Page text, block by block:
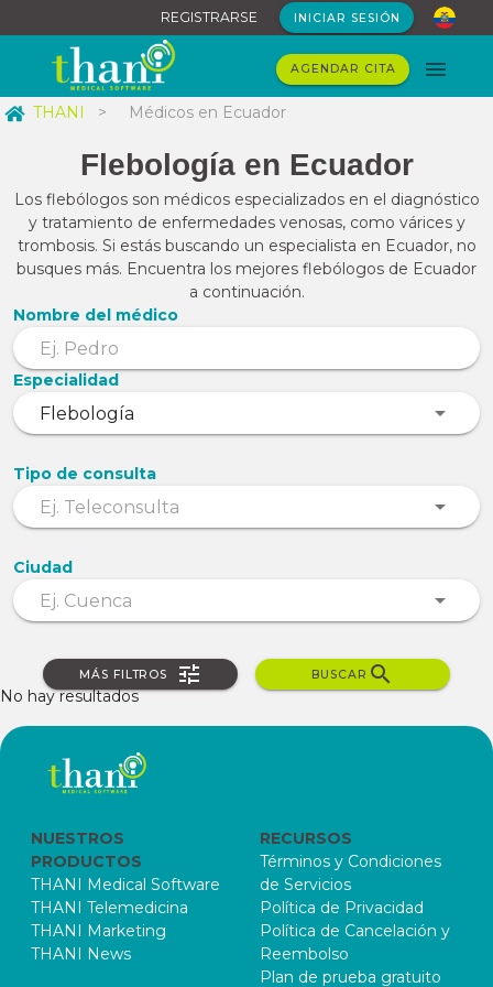
REGISTRARSE INICIAR SESIÓN
AGENDAR CITA
THANI > Médicos en Ecuador
Flebología en Ecuador
Los flebólogos son médicos especializados en el diagnóstico
y tratamiento de enfermedades venosas, como várices y
trombosis. Si estás buscando un especialista en Ecuador, no
busques más. Encuentra los mejores flebólogos de Ecuador
a continuación.
Nombre del médico
Especialidad
Tipo de consulta
Ciudad
MÁS FILTROS BUSCAR
No hay resultados
NUESTROS
PRODUCTOS
THANI Medical Software
THANI Telemedicina
THANI Marketing
THANI News
RECURSOS
Términos y Condiciones
de Servicios
Política de Privacidad
Política de Cancelación y
Reembolso
Plan de prueba gratuito